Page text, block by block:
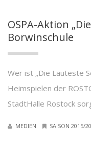
OSPA-Aktion
Borwinschule
Wer ist „Die Lauteste
Heimspielen der
StadtHalle Rostock
MEDIEN SAISON 2015/